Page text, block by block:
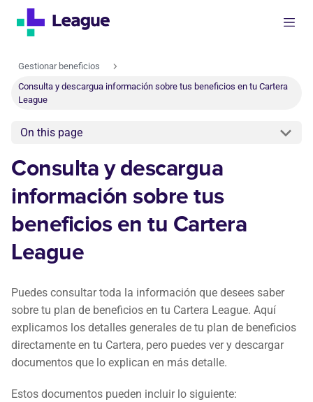
Gestionar beneficios
Consulta y descargua información sobre tus beneficios en tu Cartera
League
On this page
Consulta y descargua
información sobre tus
beneficios en tu Cartera
League
Puedes consultar toda la información que desees saber
sobre tu plan de beneficios en tu Cartera League. Aquí
explicamos los detalles generales de tu plan de beneficios
directamente en tu Cartera, pero puedes ver y descargar
documentos que lo explican en más detalle.
Estos documentos pueden incluir lo siguiente: